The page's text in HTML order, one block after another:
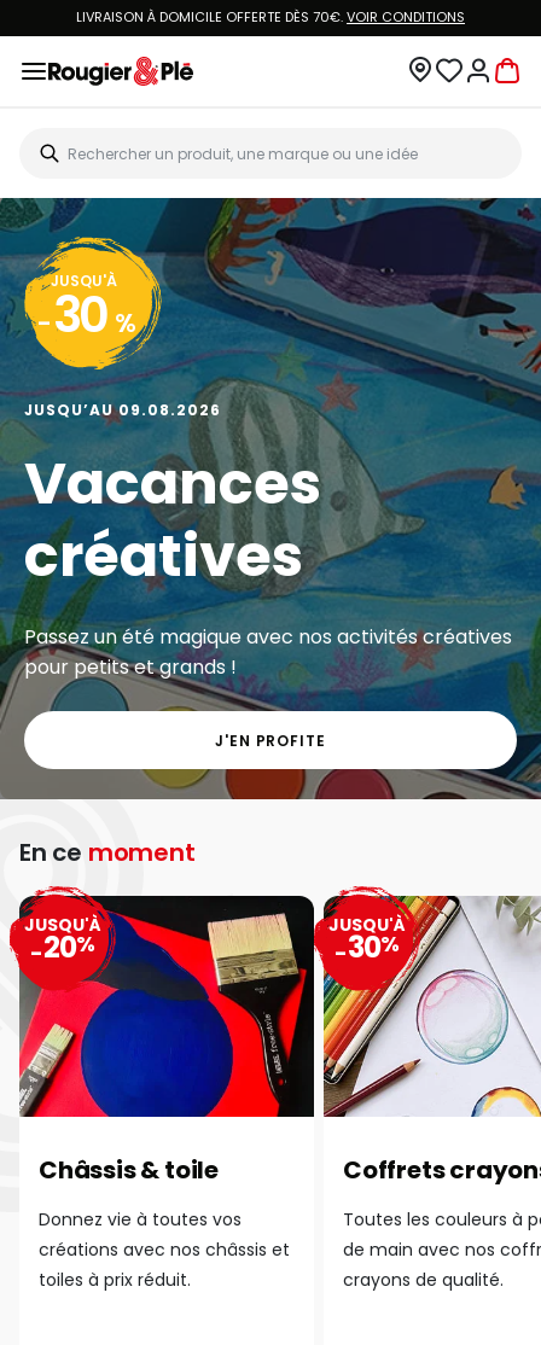
LIVRAISON À DOMICILE OFFERTE DÈS 70€.VOIR CONDITIONS
JUSQU'À
- 30 %
JUSQU’AU 09.08.2026
Vacances
créatives
Passez un été magique avec nos activités créatives
pour petits et grands !
J'EN PROFITE
En ce moment
Châssis & toile
Donnez vie à toutes vos
créations avec nos châssis et
toiles à prix réduit.
JUSQU'À
-20%
Coffrets
Toutes les couleurs à
de main avec nos
crayons de qualité.
JUSQU'À
-30%